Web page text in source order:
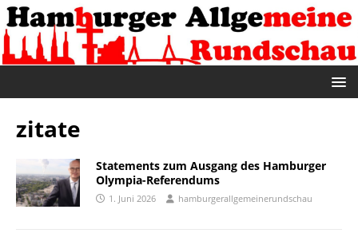
zitate
Statements zum Ausgang des Hamburger
Olympia-Referendums
1. Juni 2026 hamburgerallgemeinerundschau